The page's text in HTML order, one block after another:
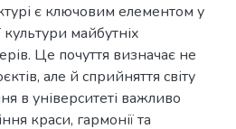
є ключовим елементом у
майбутніх
Це почуття визначає не
але й сприйняття світу
в університеті важливо
краси, гармонії та